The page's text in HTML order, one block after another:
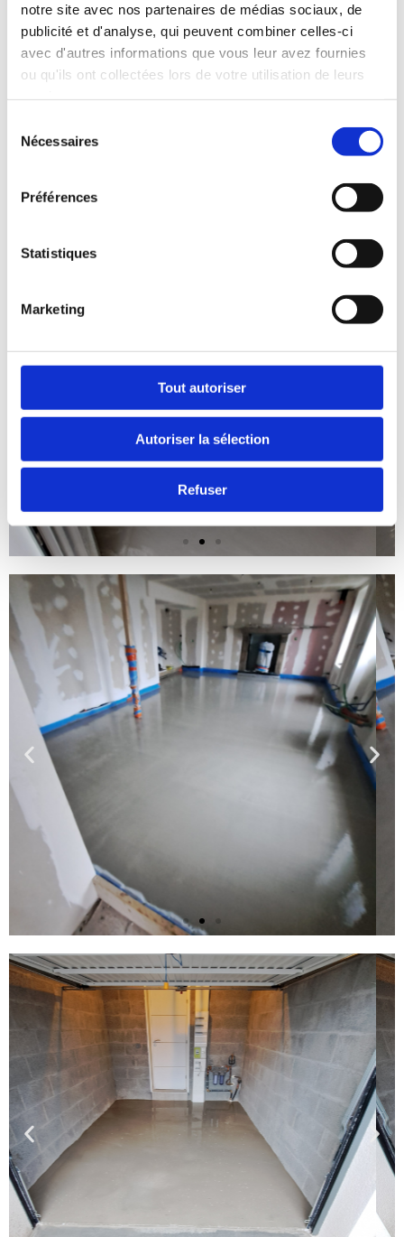
notre site avec nos partenaires de médias sociaux, de
publicité et d'analyse, qui peuvent combiner celles-ci
avec d'autres informations que vous leur avez fournies
ou qu'ils ont collectées lors de votre utilisation de leurs
Nécessaires
Préférences
Statistiques
Marketing
Tout autoriser
Autoriser la sélection
Refuser